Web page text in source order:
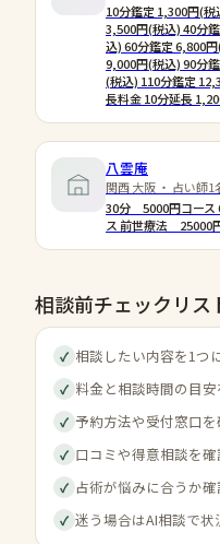
10分鑑定 1,300円(
3,500円(税込) 40分
込) 60分鑑定 6,800
9,000円(税込) 90分
(税込) 110分鑑定
長料金 10分延長
八雲庵
関西 大阪 ・ 占い師1
30分 5000円コース
ス 前世療法 25000
相談前チェックリス
✓ 相談したい内容を1つ
✓ 料金と相談時間の目
✓ 予約方法や受付窓口
✓ 口コミや得意相談を
✓ 占術が悩みに合うか
✓ 迷う場合はAI相談で状